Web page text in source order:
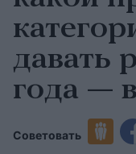
давать
года —
Советовать